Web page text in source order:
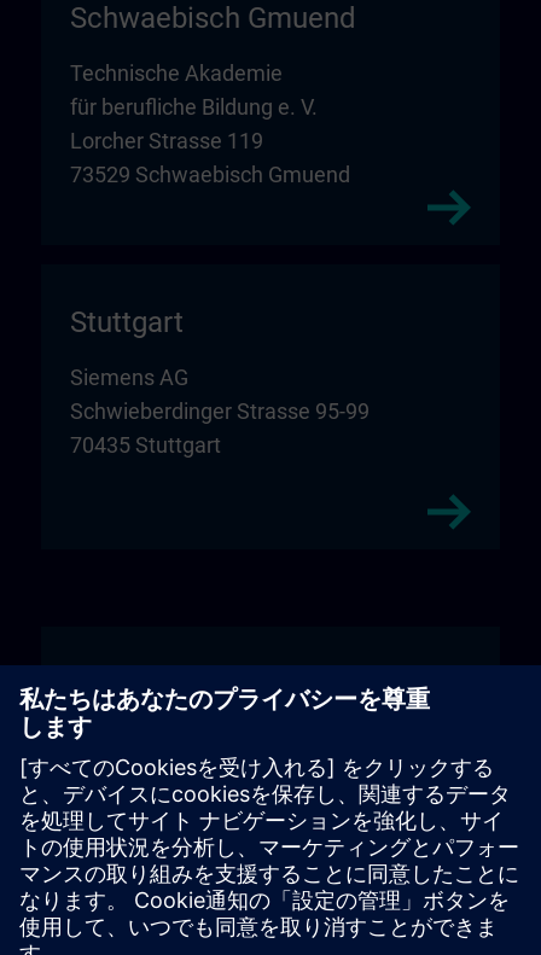
Schwaebisch Gmuend
Technische Akademie
für berufliche Bildung e. V.
Lorcher Strasse 119
73529 Schwaebisch Gmuend
Stuttgart
Siemens AG
Schwieberdinger Strasse 95-99
70435 Stuttgart
Wiehl
Unitechnik Systems GmbH
Entrance sign "DIGI:LAB"
Fritz-Kotz-Str. 14
51674 Wiehl